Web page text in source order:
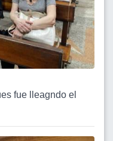
fue lleagndo el